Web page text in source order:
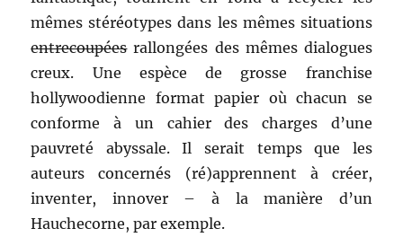
mêmes stéréotypes dans les mêmes situations
entrecoupéesrallongées des mêmes dialogues
creux. Une espèce de grosse franchise
hollywoodienne format papier où chacun se
conforme à un cahier des charges d’une
pauvreté abyssale. Il serait temps que les
auteurs concernés (ré)apprennent à créer,
inventer, innover – à la manière d’un
Hauchecorne, par exemple.